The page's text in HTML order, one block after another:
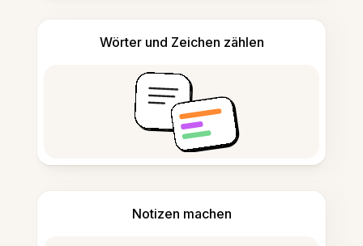
Wörter und Zeichen zählen
Notizen machen